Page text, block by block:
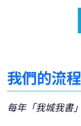
我們的流程
每年「我城我書